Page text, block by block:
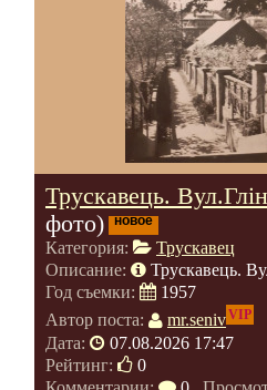
Трускавець.
фото)
новое
Категория:
Трускавец
Описание:
Трускавець.
Год съемки:
1957
Автор поста:
mr.senivVIP
Дата:
07.08.2026 17:47
Рейтинг:
0